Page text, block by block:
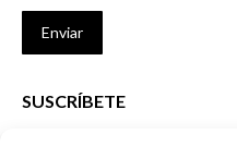
Enviar
SUSCRÍBETE